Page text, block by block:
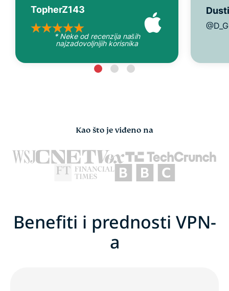
TopherZ143
* Neke od recenzija naših
najzadovoljnijih korisnika
Kao što je viđeno na
Benefiti i prednosti VPN-
a